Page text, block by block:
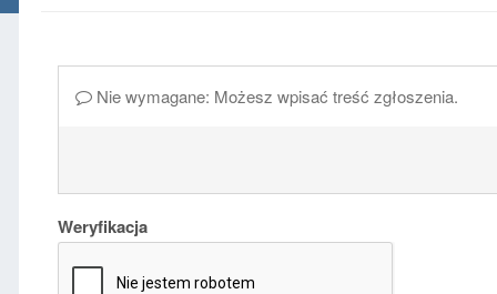
Nie wymagane: Możesz wpisać treść zgłoszenia.
Weryfikacja